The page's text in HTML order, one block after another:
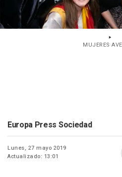
MUJERES
Europa Press Sociedad
Lunes, 27 mayo 2019
Actualizado: 13:01